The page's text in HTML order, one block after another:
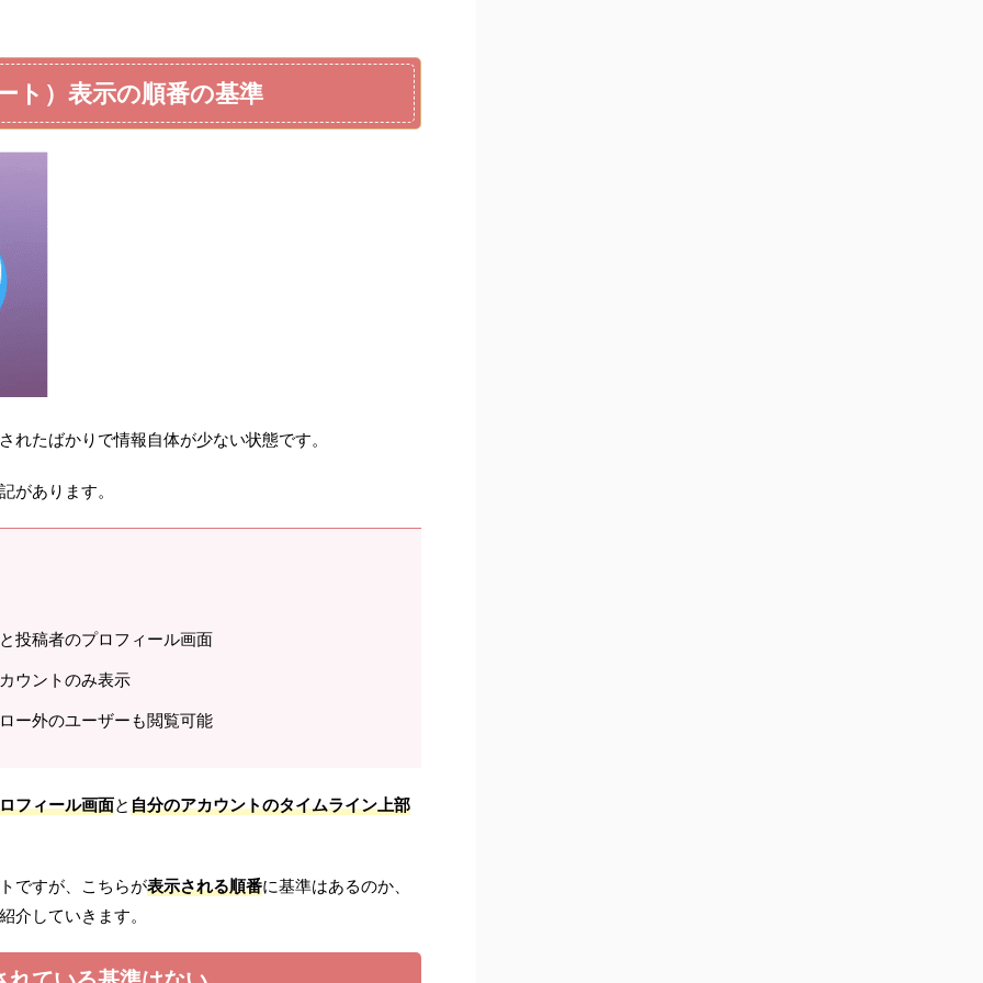
）表示の順番の基準
たばかりで情報自体が少ない状態です。
があります。
投稿者のプロフィール画面
ウントのみ表示
ー外のユーザーも閲覧可能
フィール画面と自分のアカウントのタイムライン上部
ですが、こちらが表示される順番に基準はあるのか、
介していきます。